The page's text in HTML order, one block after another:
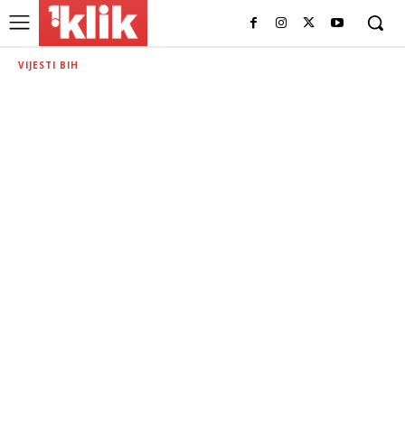
VIJESTI BIH